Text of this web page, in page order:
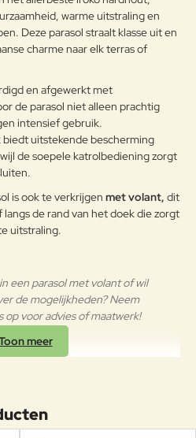
staat te houden, raden
aan om het correct en
te reinigen. Verricht de
vaker op plaatsen die
zeeklimaat worden gekenmerkt.
Het wordt aanbevolen om de
met een zachte doek
met water of neutrale
te reinigen. De
langdurige en continue
aan intense uv-
of aan erg lage
kunnen de originele
van de mooie
gekleurde polyestercoating
lange tijd niet gebruikt worden of
de winter te reinigen en op een
plek op te bergen of
te dekken met de parasolhoes.
wordt niet vertaald!warme uitstraling en
Deze parasol straalt klasse uit en
charme naar elk terras of
en afgewerkt met
de parasol niet alleen prachtig
intensief gebruik.
uitstekende bescherming
de soepele katrolbediening zorgt
is ook te verkrijgen met volant, dit
de rand van het doek die zorgt
uitstraling.
een parasol met volant of wil
de mogelijkheden? Neem
voor advies of maatwerk!
300x300cm